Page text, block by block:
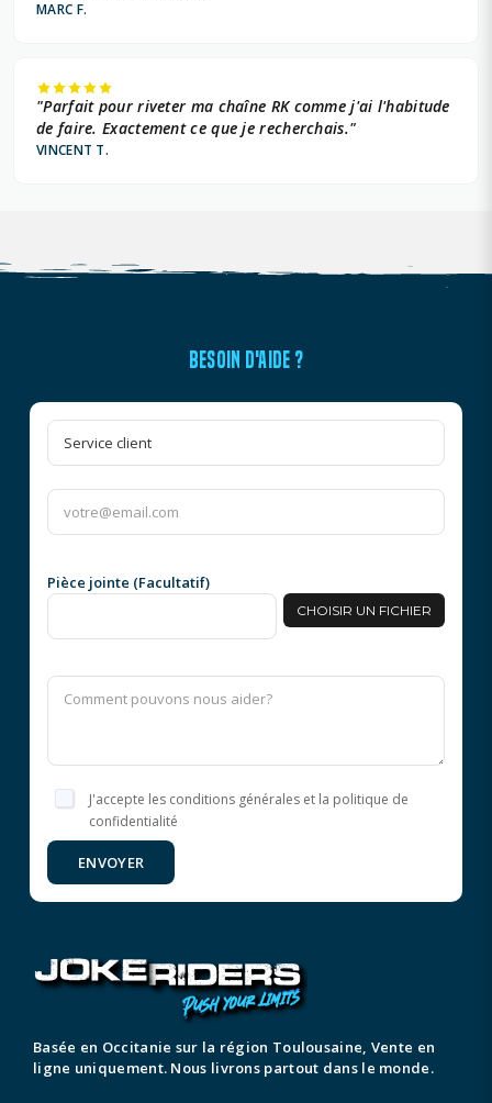
MARC F.
"Parfait pour riveter ma chaîne RK comme j'ai l'habitude
de faire. Exactement ce que je recherchais."
VINCENT T.
BESOIN D'AIDE ?
Pièce jointe (Facultatif)
CHOISIR UN FICHIER
J'accepte les conditions générales et la politique de
confidentialité
ENVOYER
Basée en Occitanie sur la région Toulousaine, Vente en
ligne uniquement. Nous livrons partout dans le monde.